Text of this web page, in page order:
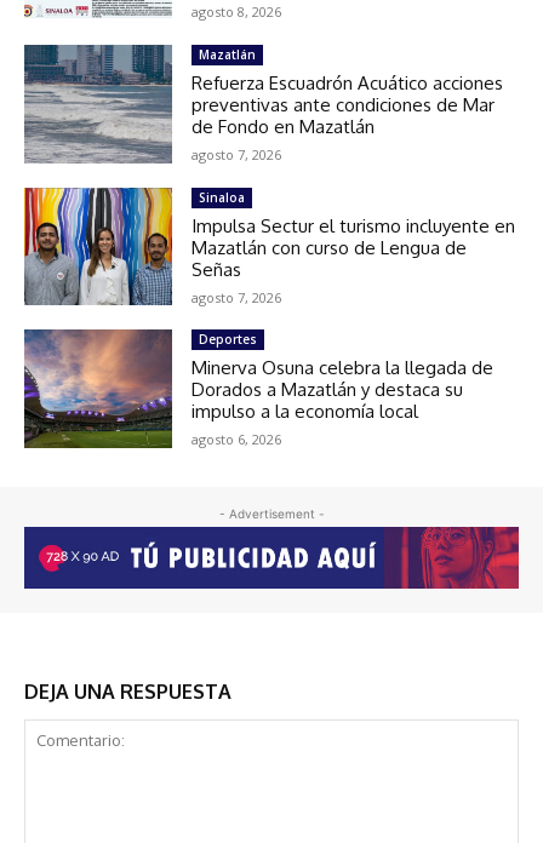
agosto 8, 2026
Mazatlán
Refuerza Escuadrón Acuático acciones
preventivas ante condiciones de Mar
de Fondo en Mazatlán
agosto 7, 2026
Sinaloa
Impulsa Sectur el turismo incluyente en
Mazatlán con curso de Lengua de
Señas
agosto 7, 2026
Deportes
Minerva Osuna celebra la llegada de
Dorados a Mazatlán y destaca su
impulso a la economía local
agosto 6, 2026
- Advertisement -
DEJA UNA RESPUESTA